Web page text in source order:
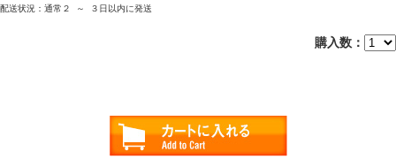
配送状況：通常２ ～ ３日以内に発送
購入数：